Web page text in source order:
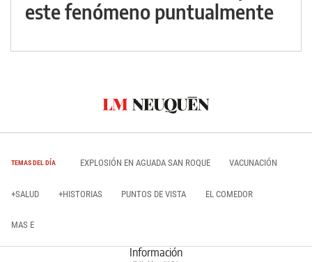
este fenómeno puntualmente
TEMAS DEL DÍA EXPLOSIÓN EN AGUADA SAN ROQUE VACUNACIÓN
+SALUD +HISTORIAS PUNTOS DE VISTA EL COMEDOR
MAS E
Información